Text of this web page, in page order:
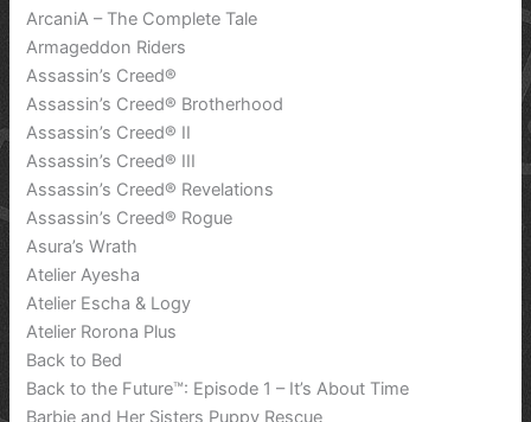
ArcaniA – The Complete Tale
Armageddon Riders
Assassin’s Creed®
Assassin’s Creed® Brotherhood
Assassin’s Creed® II
Assassin’s Creed® III
Assassin’s Creed® Revelations
Assassin’s Creed® Rogue
Asura’s Wrath
Atelier Ayesha
Atelier Escha & Logy
Atelier Rorona Plus
Back to Bed
Back to the Future™: Episode 1 – It’s About Time
Barbie and Her Sisters Puppy Rescue